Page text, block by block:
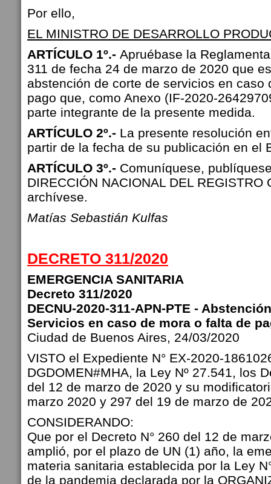
Por ello,
EL MINISTRO DE DESARROLLO
ARTÍCULO 1º.- Apruébase la
311 de fecha 24 de marzo de 2020 que
abstención de corte de servicios en caso
pago que, como Anexo (IF-2020-
parte integrante de la presente medida.
ARTÍCULO 2º.- La presente resolución
partir de la fecha de su publicación en el
ARTÍCULO 3º.- Comuníquese,
DIRECCIÓN NACIONAL DEL REGISTRO
archívese.
Matías Sebastián Kulfas
DECRETO 311/2020
EMERGENCIA SANITARIA
Decreto 311/2020
DECNU-2020-311-APN-PTE -
Servicios en caso de mora o falta de
Ciudad de Buenos Aires, 24/03/2020
VISTO el Expediente N° EX-2020-
DGDOMEN#MHA, la Ley Nº 27.541, los
del 12 de marzo de 2020 y su
marzo 2020 y 297 del 19 de marzo de
CONSIDERANDO:
Que por el Decreto N° 260 del 12 de
amplió, por el plazo de UN (1) año, la
materia sanitaria establecida por la Ley
de la pandemia declarada por la